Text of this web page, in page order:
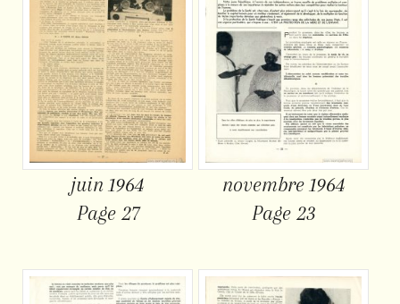
juin 1964
Page 27
novembre 1964
Page 23